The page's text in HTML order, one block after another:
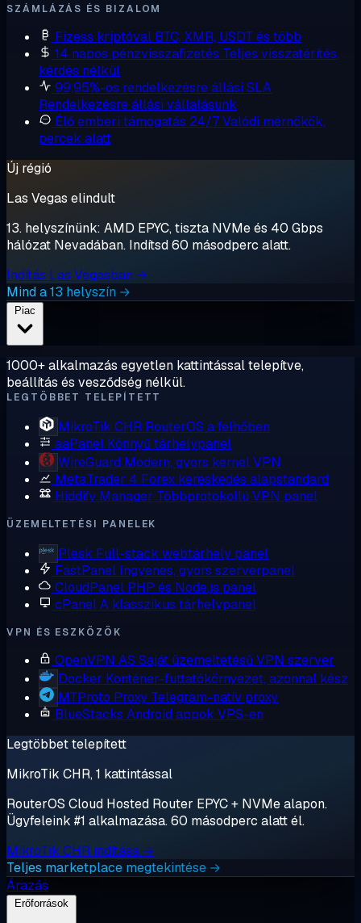
SZÁMLÁZÁS ÉS BIZALOM
Fizess kriptóval BTC, XMR, USDT és több
14 napos pénzvisszafizetés Teljes visszatérítés,
kérdés nélkül
99,95%-os rendelkezésre állási SLA
Rendelkezésre állási vállalásunk
Élő emberi támogatás 24/7Valódi mérnökök,
percek alatt
Új régió
Las Vegas elindult
13. helyszínünk: AMD EPYC, tiszta NVMe és 40 Gbps
hálózat Nevadában. Indítsd 60 másodperc alatt.
Indítás Las Vegasban →
Mind a 13 helyszín →
1000+ alkalmazás egyetlen kattintással telepítve,
beállítás és vesződség nélkül.
LEGTÖBBET TELEPÍTETT
MikroTik CHR RouterOS a felhőben
aaPanel Könnyű tárhelypanel
WireGuard Modern, gyors kernel VPN
MetaTrader 4 Forex kereskedés alapstandard
Hiddify Manager Többprotokollú VPN panel
ÜZEMELTETÉSI PANELEK
Plesk Full-stack webtárhely panel
FastPanel Ingyenes, gyors szerverpanel
CloudPanel PHP és Node.js panel
cPanelA klasszikus tárhelypanel
VPN ÉS ESZKÖZÖK
OpenVPN AS Saját üzemeltetésű VPN szerver
Docker Konténer-futtatókörnyezet, azonnal kész
MTProto Proxy Telegram-natív proxy
BlueStacks Android appok VPS-en
Legtöbbet telepített
MikroTik CHR, 1 kattintással
RouterOS Cloud Hosted Router EPYC + NVMe alapon.
Ügyfeleink #1 alkalmazása. 60 másodperc alatt él.
MikroTik CHR indítása →
Teljes marketplace megtekintése →
Árazás